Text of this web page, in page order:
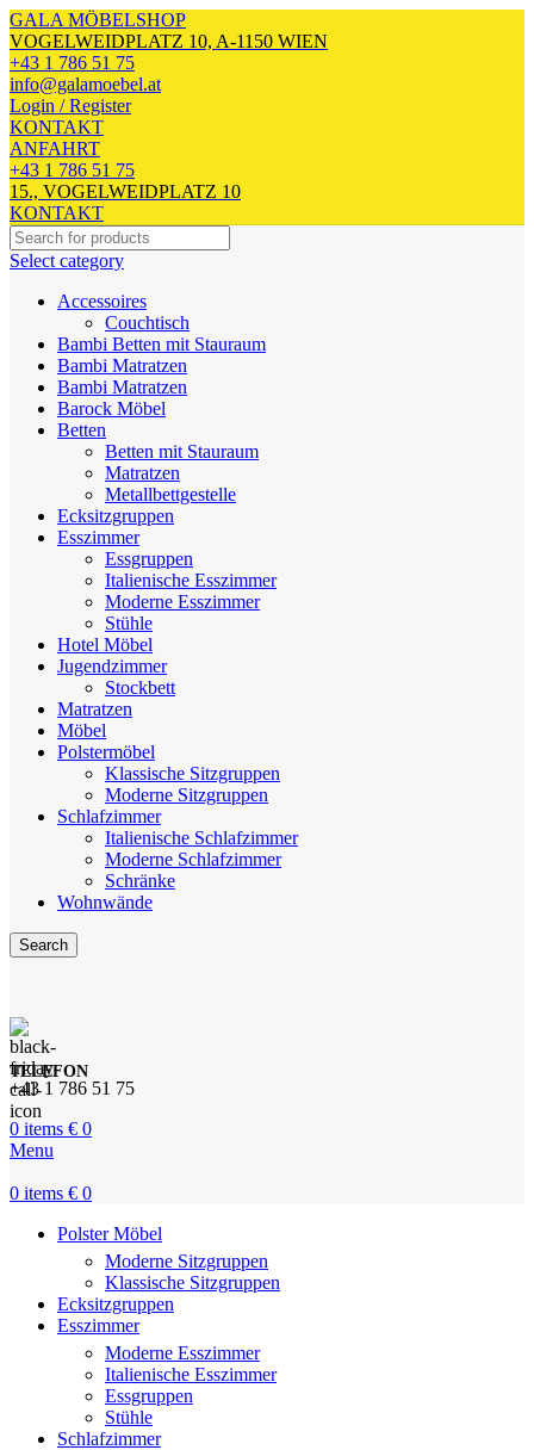
GALA MÖBELSHOP
VOGELWEIDPLATZ 10, A-1150 WIEN
+43 1 786 51 75
info@galamoebel.at
Login / Register
KONTAKT
ANFAHRT
+43 1 786 51 75
15., VOGELWEIDPLATZ 10
KONTAKT
Select category
Accessoires
Couchtisch
Bambi Betten mit Stauraum
Bambi Matratzen
Bambi Matratzen
Barock Möbel
Betten
Betten mit Stauraum
Matratzen
Metallbettgestelle
Ecksitzgruppen
Esszimmer
Essgruppen
Italienische Esszimmer
Moderne Esszimmer
Stühle
Hotel Möbel
Jugendzimmer
Stockbett
Matratzen
Möbel
Polstermöbel
Klassische Sitzgruppen
Moderne Sitzgruppen
Schlafzimmer
Italienische Schlafzimmer
Moderne Schlafzimmer
Schränke
Wohnwände
Search
TELEFON
+43 1 786 51 75
0 items € 0
Menu
0 items € 0
Polster Möbel
Moderne Sitzgruppen
Klassische Sitzgruppen
Ecksitzgruppen
Esszimmer
Moderne Esszimmer
Italienische Esszimmer
Essgruppen
Stühle
Schlafzimmer